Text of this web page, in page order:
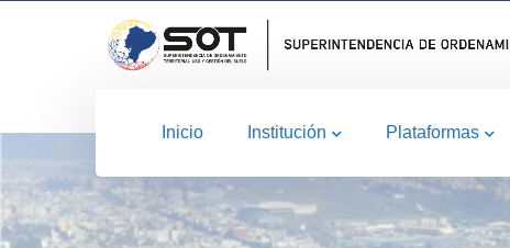
Inicio Institución Plataformas